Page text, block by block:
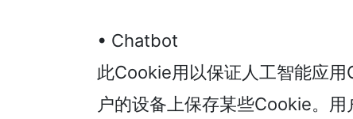
• Chatbot
此Cookie用以保证人工智能应
户的设备上保存某些Cookie。